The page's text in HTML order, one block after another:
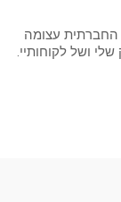
החברתית עצומה
ושל לקוחותיי.